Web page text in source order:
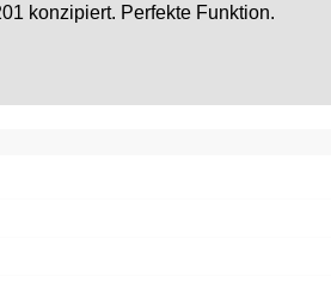
konzipiert. Perfekte Funktion.